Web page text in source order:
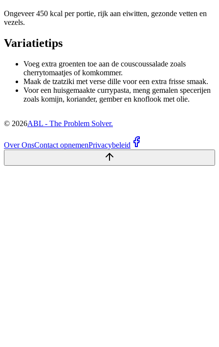
Ongeveer 450 kcal per portie, rijk aan eiwitten, gezonde vetten en
vezels.
Variatietips
Voeg extra groenten toe aan de couscoussalade zoals
cherrytomaatjes of komkommer.
Maak de tzatziki met verse dille voor een extra frisse smaak.
Voor een huisgemaakte currypasta, meng gemalen specerijen
zoals komijn, koriander, gember en knoflook met olie.
© 2026ABL - The Problem Solver.
Over OnsContact opnemenPrivacybeleid